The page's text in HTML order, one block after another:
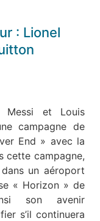
: Lionel
Messi et Louis
campagne de
End » avec la
cette campagne,
un aéroport
« Horizon » de
son avenir
s’il continuera